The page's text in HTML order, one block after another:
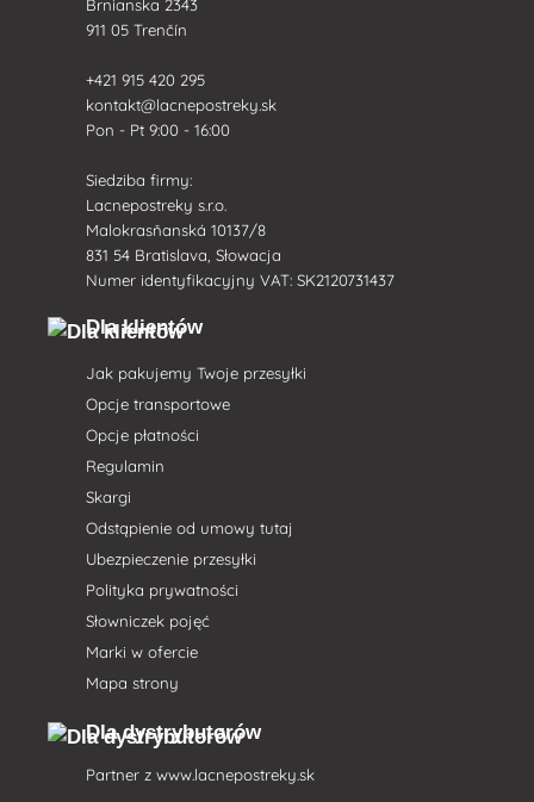
Brnianska 2343
911 05 Trenčín
+421 915 420 295
kontakt@lacnepostreky.sk
Pon - Pt 9:00 - 16:00
Siedziba firmy:
Lacnepostreky s.r.o.
Malokrasňanská 10137/8
831 54 Bratislava, Słowacja
Numer identyfikacyjny VAT: SK2120731437
Dla klientów
Jak pakujemy Twoje przesyłki
Opcje transportowe
Opcje płatności
Regulamin
Skargi
Odstąpienie od umowy tutaj
Ubezpieczenie przesyłki
Polityka prywatności
Słowniczek pojęć
Marki w ofercie
Mapa strony
Dla dystrybutorów
Partner z www.lacnepostreky.sk